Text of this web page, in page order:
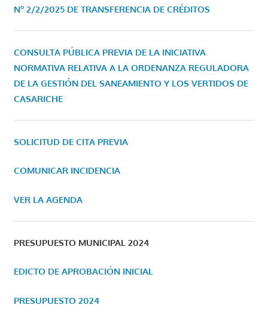
Nº 2/2/2025 DE TRANSFERENCIA DE CRÉDITOS
CONSULTA PÚBLICA PREVIA DE LA INICIATIVA
NORMATIVA RELATIVA A LA ORDENANZA REGULADORA
DE LA GESTIÓN DEL SANEAMIENTO Y LOS VERTIDOS DE
CASARICHE
SOLICITUD DE CITA PREVIA
COMUNICAR INCIDENCIA
VER LA AGENDA
PRESUPUESTO MUNICIPAL 2024
EDICTO DE APROBACIÓN INICIAL
PRESUPUESTO 2024